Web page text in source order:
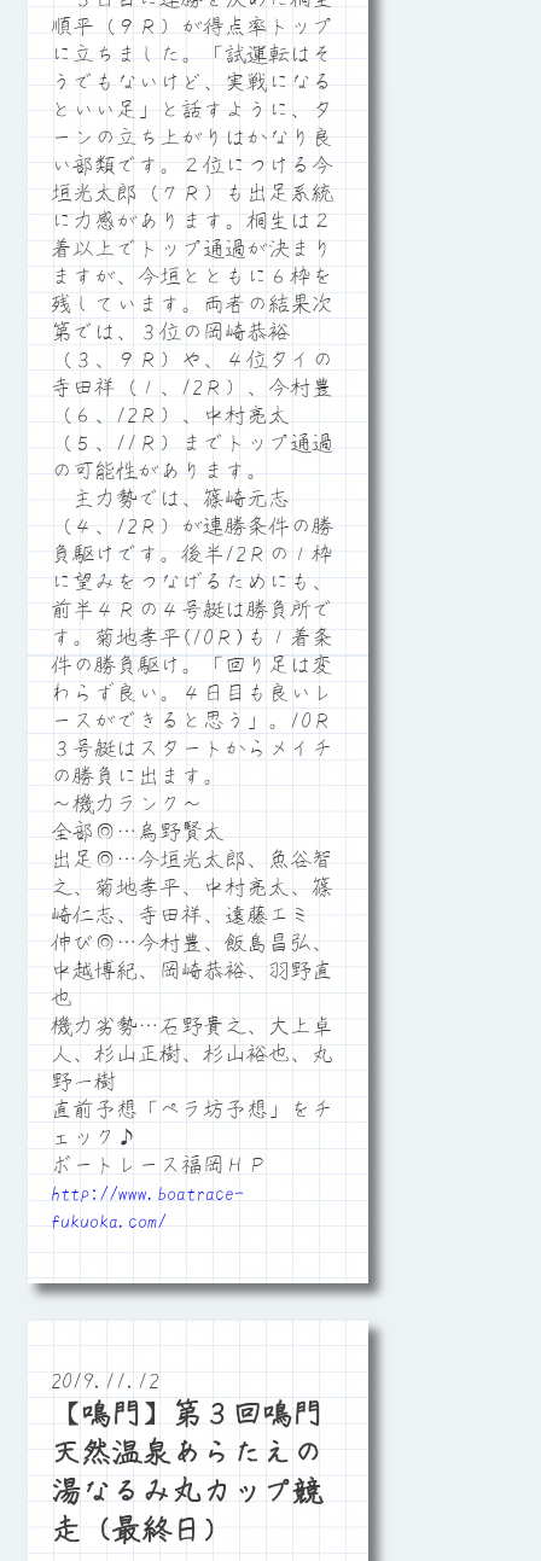
順平（９Ｒ）が得点率トップ
に立ちました。「試運転はそ
うでもないけど、実戦になる
といい足」と話すように、タ
ーンの立ち上がりはかなり良
い部類です。２位につける今
垣光太郎（７Ｒ）も出足系統
に力感があります。桐生は２
着以上でトップ通過が決まり
ますが、今垣とともに６枠を
残しています。両者の結果次
第では、３位の岡崎恭裕
（３、９Ｒ）や、４位タイの
寺田祥（１、12Ｒ）、今村豊
（６、12Ｒ）、中村亮太
（５、11Ｒ）までトップ通過
の可能性があります。
主力勢では、篠崎元志
（４、12Ｒ）が連勝条件の勝
負駆けです。後半12Ｒの１枠
に望みをつなげるためにも、
前半４Ｒの４号艇は勝負所で
す。菊地孝平(10Ｒ)も１着条
件の勝負駆け。「回り足は変
わらず良い。４日目も良いレ
ースができると思う」。10Ｒ
３号艇はスタートからメイチ
の勝負に出ます。
～機力ランク～
全部◎…烏野賢太
出足◎…今垣光太郎、魚谷智
之、菊地孝平、中村亮太、篠
崎仁志、寺田祥、遠藤エミ
伸び◎…今村豊、飯島昌弘、
中越博紀、岡崎恭裕、羽野直
也
機力劣勢…石野貴之、大上卓
人、杉山正樹、杉山裕也、丸
野一樹
直前予想「ペラ坊予想」をチ
ェック♪
ボートレース福岡ＨＰ
http://www.boatrace-
fukuoka.com/
2019.11.12
【鳴門】第３回鳴門
天然温泉あらたえの
湯なるみ丸カップ競
走（最終日）